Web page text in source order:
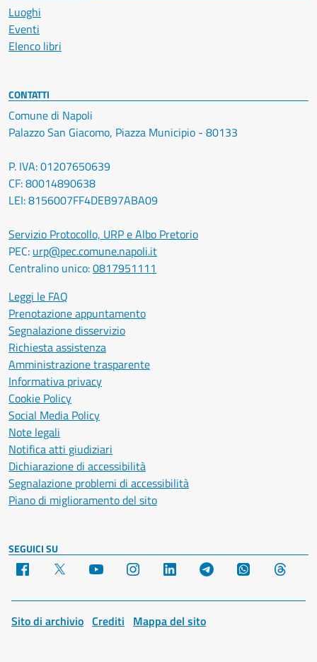
Luoghi
Eventi
Elenco libri
CONTATTI
Comune di Napoli
Palazzo San Giacomo, Piazza Municipio - 80133
P. IVA: 01207650639
CF: 80014890638
LEI: 8156007FF4DEB97ABA09
Servizio Protocollo, URP e Albo Pretorio
PEC: urp@pec.comune.napoli.it
Centralino unico:0817951111
Leggi le FAQ
Prenotazione appuntamento
Segnalazione disservizio
Richiesta assistenza
Amministrazione trasparente
Informativa privacy
Cookie Policy
Social Media Policy
Note legali
Notifica atti giudiziari
Dichiarazione di accessibilità
Segnalazione problemi di accessibilità
Piano di miglioramento del sito
SEGUICI SU
Facebook YouTube Instagram LinkedIn Telegram WhatsApp
Sito di archivio Crediti Mappa del sito